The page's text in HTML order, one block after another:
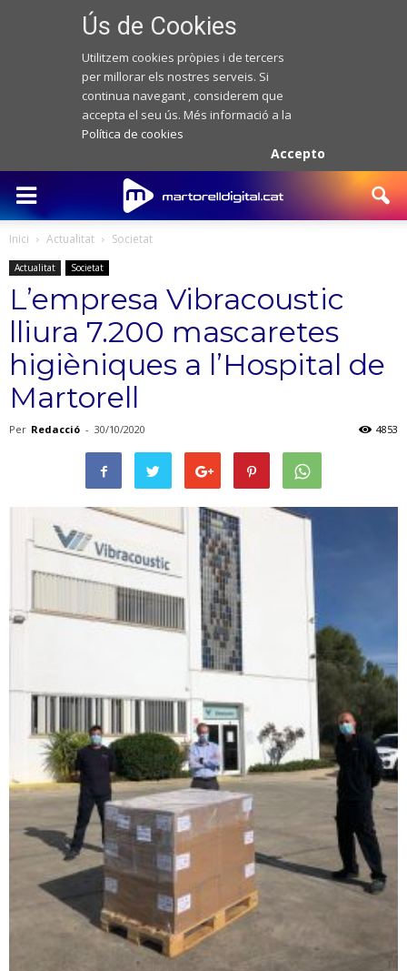
Ús de Cookies
Utilitzem cookies pròpies i de tercers
per millorar els nostres serveis. Si
continua navegant , considerem que
accepta el seu ús. Més informació a la
Política de cookies
Accepto
Inici Actualitat Societat
Actualitat Societat
L’empresa Vibracoustic
lliura 7.200 mascaretes
higièniques a l’Hospital de
Martorell
Per Redacció - 30/10/2020 4853